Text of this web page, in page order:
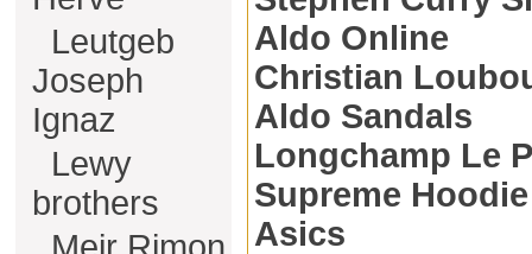
Leutgeb
Joseph
Ignaz
Lewy
brothers
Aldo Online
Christian
Aldo Sandals
Longchamp Le
Supreme Hoodie
Asics